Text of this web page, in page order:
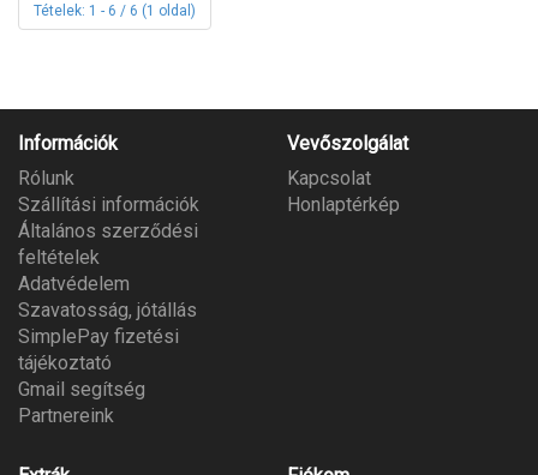
Tételek: 1 - 6 / 6 (1 oldal)
Információk
Rólunk
Szállítási információk
Általános szerződési
feltételek
Adatvédelem
Szavatosság, jótállás
SimplePay fizetési
tájékoztató
Gmail segítség
Partnereink
Vevőszolgálat
Kapcsolat
Honlaptérkép